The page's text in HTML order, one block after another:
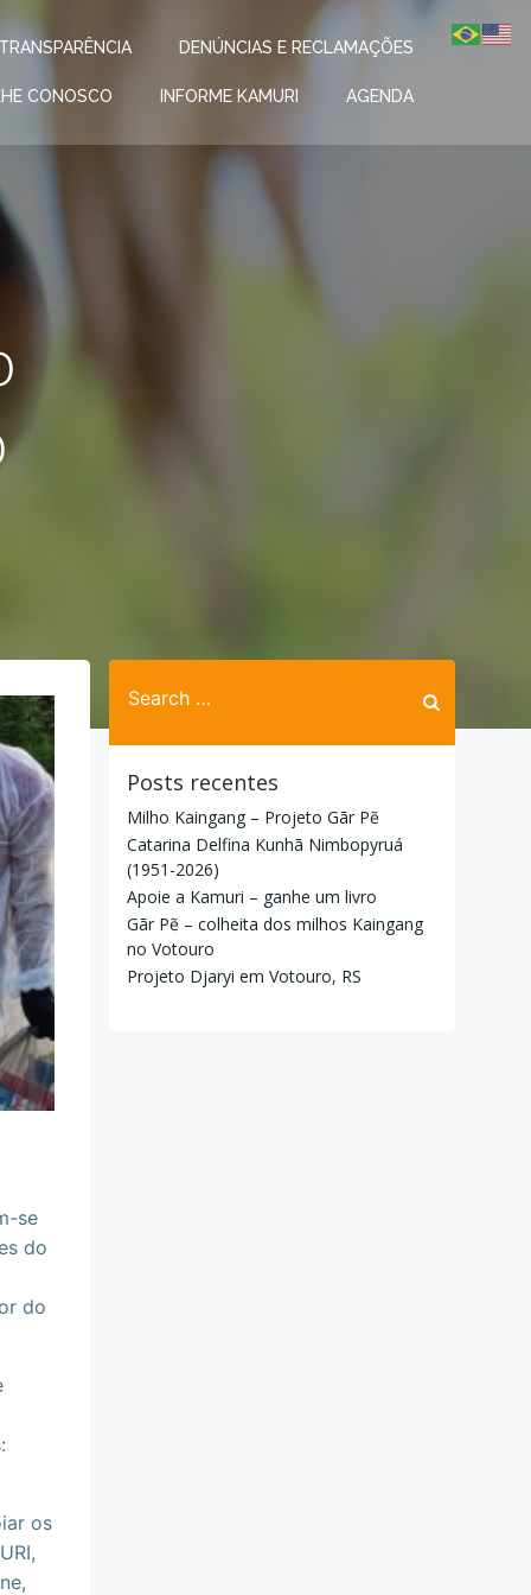
DENÚNCIAS E RECLAMAÇÕES
CONOSCO INFORME KAMURI AGENDA
se
do
do
os
for:
Posts recentes
Milho Kaingang – Projeto Gãr Pẽ
Catarina Delfina Kunhã Nimbopyruá
(1951-2026)
Apoie a Kamuri – ganhe um livro
Gãr Pẽ – colheita dos milhos Kaingang
no Votouro
Projeto Djaryi em Votouro, RS